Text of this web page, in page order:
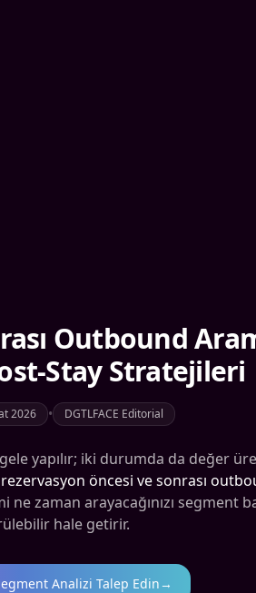
Outbound
Stay Stratejileri
2026 • DGTLFACE Editorial
yapılır; iki durumda da değer
rezervasyon öncesi ve sonrası
arayacağınızı segment
hale getirir.
Analizi Talep Edin→